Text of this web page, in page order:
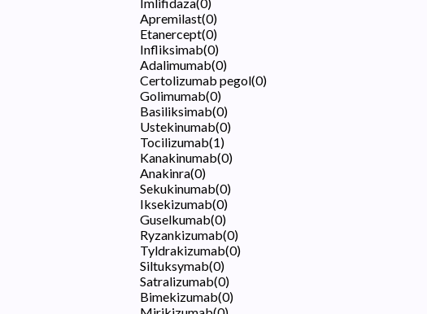
Apremilast(0)
Etanercept(0)
Infliksimab(0)
Adalimumab(0)
Certolizumab pegol(0)
Golimumab(0)
Basiliksimab(0)
Ustekinumab(0)
Tocilizumab(1)
Kanakinumab(0)
Anakinra(0)
Sekukinumab(0)
Iksekizumab(0)
Guselkumab(0)
Ryzankizumab(0)
Tyldrakizumab(0)
Siltuksymab(0)
Satralizumab(0)
Bimekizumab(0)